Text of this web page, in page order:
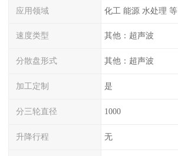
应用领域 化工 能源 水处理 等
速度类型 其他：超声波
分散盘形式 其他：超声波
加工定制 是
分三轮直径 1000
升降行程 无